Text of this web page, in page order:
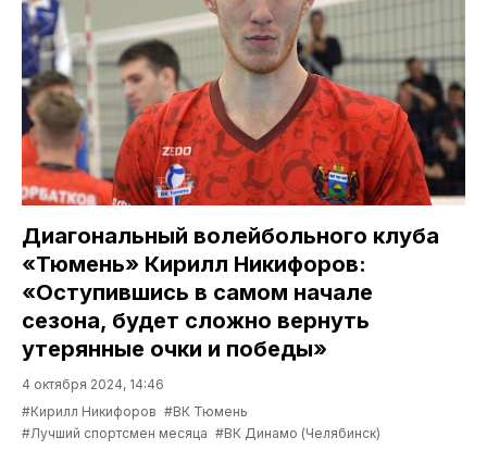
Диагональный волейбольного клуба
«Тюмень» Кирилл Никифоров:
«Оступившись в самом начале
сезона, будет сложно вернуть
утерянные очки и победы»
4 октября 2024, 14:46
#Кирилл Никифоров #ВК Тюмень
#Лучший спортсмен месяца #ВК Динамо (Челябинск)